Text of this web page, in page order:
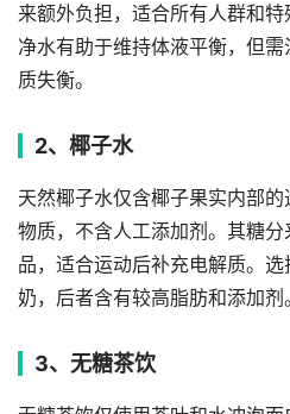
来额外负担，适合所有人群和
净水有助于维持体液平衡，但
质失衡。
2、椰子水
天然椰子水仅含椰子果实内部
物质，不含人工添加剂。其糖
品，适合运动后补充电解质。
奶，后者含有较高脂肪和添加剂
3、无糖茶饮